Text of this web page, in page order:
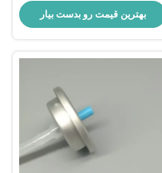
Geometries Detailed Finishing
Applicator
بهترین قیمت رو بدست بیار